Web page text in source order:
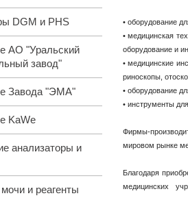
DGM и PHS
АО "Уральский
завод"
Завода "ЭМА"
KaWe
анализаторы и
и реагенты
• оборудование
• медицинская
оборудование и
• медицинские
риноскопы,
• оборудование
• инструменты
Фирмы-
мировом рынке
Благодаря
медицинских